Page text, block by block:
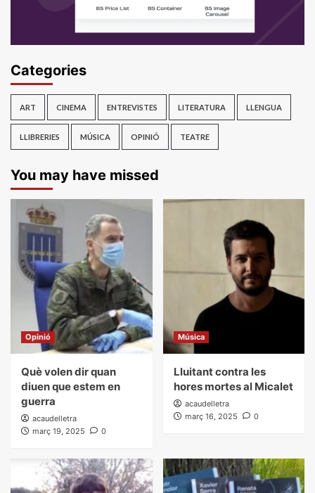
Categories
ART CINEMA ENTREVISTES LITERATURA LLENGUA
LLIBRERIES MÚSICA OPINIÓ TEATRE
You may have missed
Opinió
Què volen dir quan
diuen que estem en
guerra
acaudelletra
març 19, 2025
0
Música
Lluitant contra les
hores mortes al Micalet
acaudelletra
març 16, 2025
0